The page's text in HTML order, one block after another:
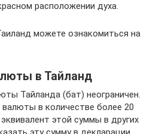
расположении духа.
можете ознакомиться на
в Тайланд
Тайланда (бат) неограничен.
в количестве более 20
этой суммы в других